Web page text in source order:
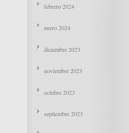
febrero 2024
enero 2024
diciembre 2023
noviembre 2023
octubre 2023
septiembre 2023